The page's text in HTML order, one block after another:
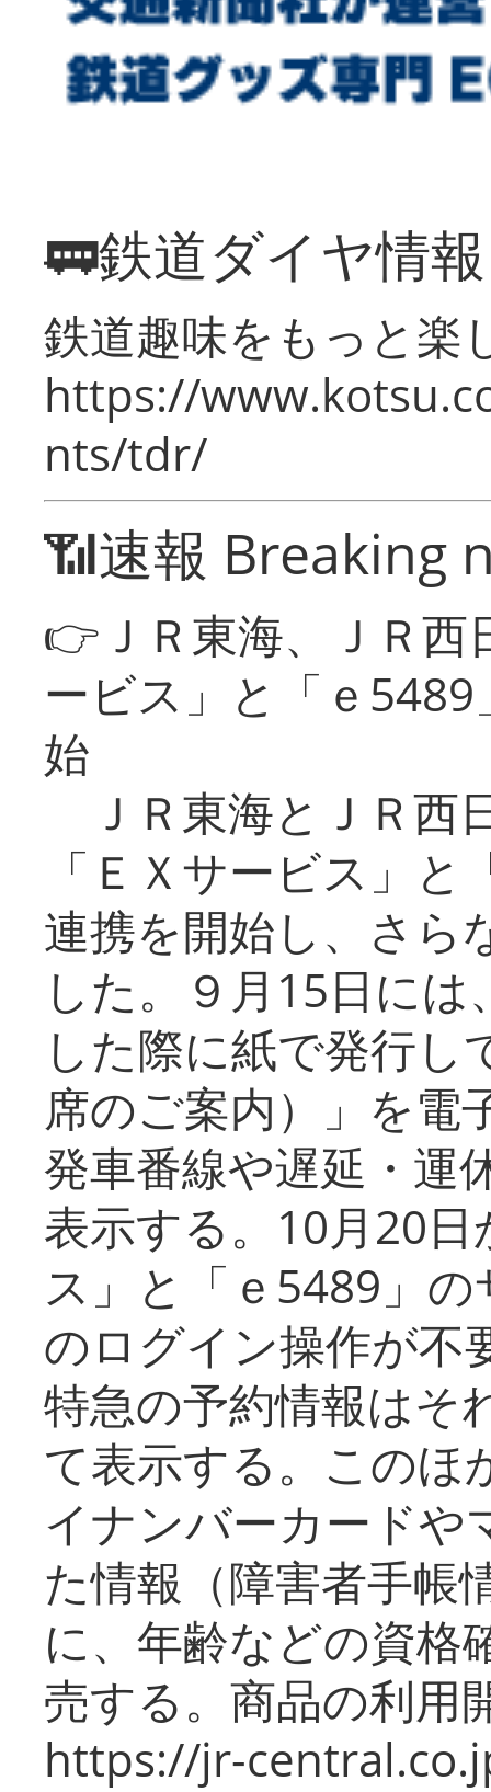
🚃鉄道ダイヤ情
鉄道趣味をもっと楽
https://
nts/tdr/
📶速報 Breaking
👉ＪＲ東海、ＪＲ
ービス」と「ｅ
始
ＪＲ東海とＪＲ西
「ＥＸサービス」
連携を開始し、さら
した。９月15日に
した際に紙で発行し
席のご案内）」を電
発車番線や遅延・運
表示する。10月20
ス」と「ｅ5489」
のログイン操作が不
特急の予約情報はそ
て表示する。このほ
イナンバーカードや
た情報（障害者手帳
に、年齢などの資格
売する。商品の利用
https://jr-